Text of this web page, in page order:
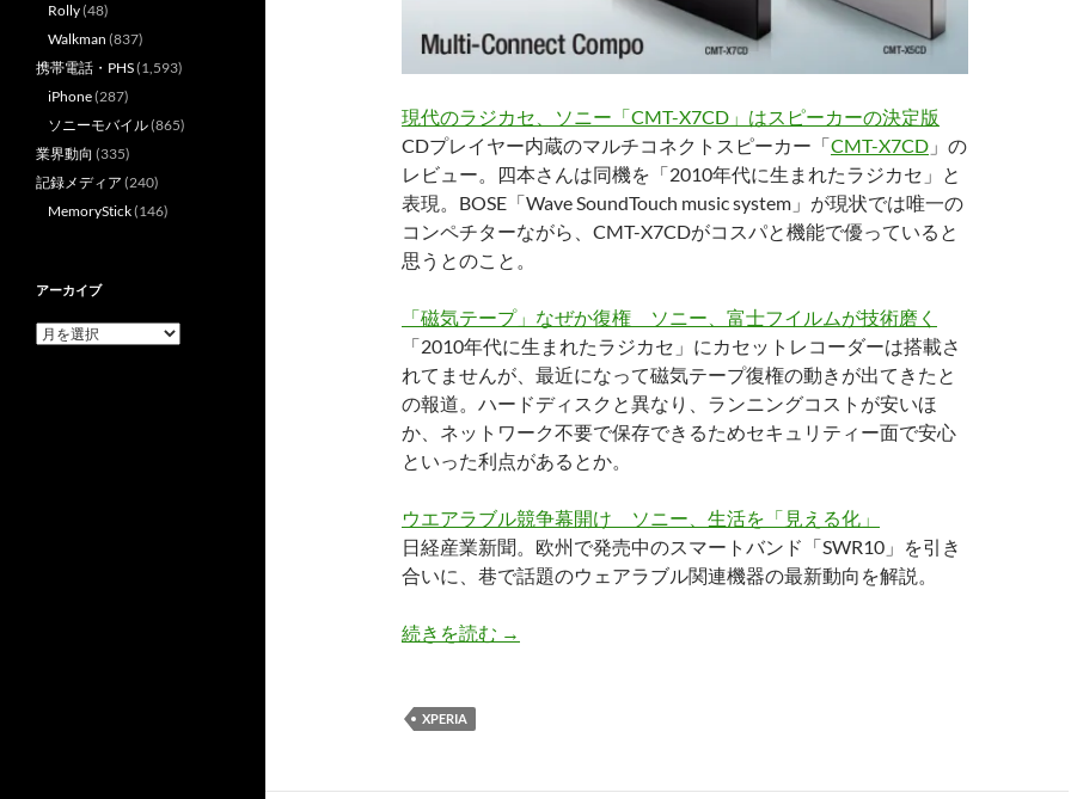
現代のラジカセ、ソニー「CMT-X7CD」はスピーカーの決定版
CDプレイヤー内蔵のマルチコネクトスピーカー「CMT-X7CD 」の
レビュー。四本さんは同機を「2010年代に生まれたラジカセ」と
表現。BOSE「Wave SoundTouch music system」が現状では唯一の
コンペチターながら、CMT-X7CDがコスパと機能で優っていると
思うとのこと。
「磁気テープ」なぜか復権 ソニー、富士フイルムが技術磨く
「2010年代に生まれたラジカセ」にカセットレコーダーは搭載さ
れてませんが、最近になって磁気テープ復権の動きが出てきたと
の報道。ハードディスクと異なり、ランニングコストが安いほ
か、ネットワーク不要で保存できるためセキュリティー面で安心
といった利点があるとか。
ウエアラブル競争幕開け ソニー、生活を「見える化」
日経産業新聞。欧州で発売中のスマートバンド「SWR10」を引き
合いに、巷で話題のウェアラブル関連機器の最新動向を解説。
続きを読む 2014/05/07版ソニー関連トピック〜CMT-X7CDは2010年代生まれ
→
XPERIA
Rolly(48)
Walkman (837)
携帯電話・PHS(1,593)
iPhone(287)
ソニーモバイル(865)
業界動向 (335)
記録メディア (240)
MemoryStick(146)
アーカイブ
ア